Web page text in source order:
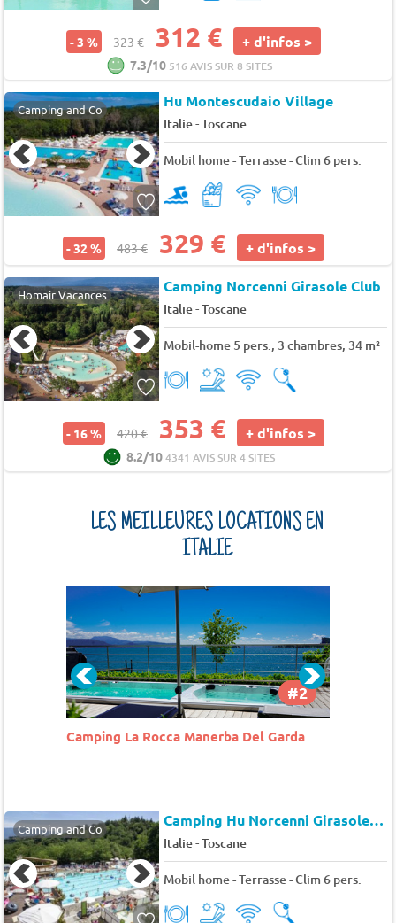
- 3 % 323 € 312 € + d'infos >
7.3/10 516 AVIS SUR 8 SITES
Camping and Co Hu Montescudaio Village
Italie-Toscane
Mobil home - Terrasse - Clim 6 pers.
- 32 % 483 € 329 € + d'infos >
Homair Vacances Camping Norcenni Girasole Club
Italie-Toscane
Mobil-home 5 pers., 3 chambres, 34 m²
- 16 % 420 € 353 € + d'infos >
8.2/104341 AVIS SUR 4 SITES
LES MEILLEURES LOCATIONS EN
ITALIE
#3
Lago Idro Glamping Boutique
Camping and Co Camping Hu Norcenni Girasole Village
Italie-Toscane
Mobil home - Terrasse - Clim 6 pers.